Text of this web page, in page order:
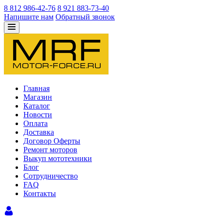
8 812 986-42-76 8 921 883-73-40
Напишите нам Обратный звонок
Главная
Магазин
Каталог
Новости
Оплата
Доставка
Договор Оферты
Ремонт моторов
Выкуп мототехники
Блог
Сотрудничество
FAQ
Контакты